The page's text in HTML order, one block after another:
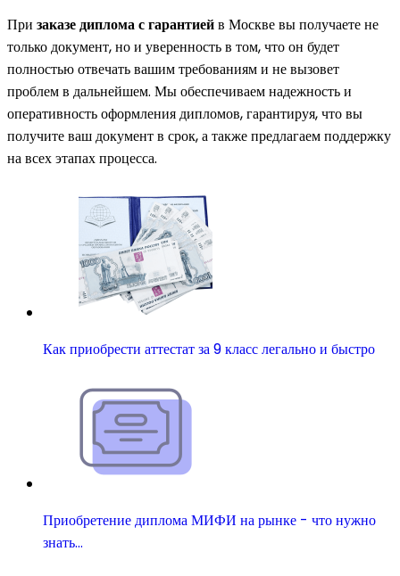
При заказе диплома с гарантиейв Москве вы получаете не
только документ, но и уверенность в том, что он будет
полностью отвечать вашим требованиям и не вызовет
проблем в дальнейшем. Мы обеспечиваем надежность и
оперативность оформления дипломов, гарантируя, что вы
получите ваш документ в срок, а также предлагаем поддержку
на всех этапах процесса.
Как приобрести аттестат за 9 класс легально и быстро
Приобретение диплома МИФИ на рынке - что нужно
знать…